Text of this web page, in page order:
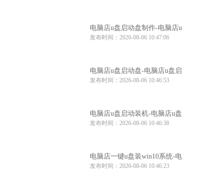
电脑店u盘启动盘制作-电脑店u
盘启动工具怎么用
发布时间：2026-08-06 10:47:06
电脑店u盘启动盘-电脑店u盘启
动盘制作步骤
发布时间：2026-08-06 10:46:53
电脑店u盘启动装机-电脑店u盘
启动装机工具推荐
发布时间：2026-08-06 10:46:38
电脑店一键u盘装win10系统-电
脑店win10系统一键u盘安装
发布时间：2026-08-06 10:46:23